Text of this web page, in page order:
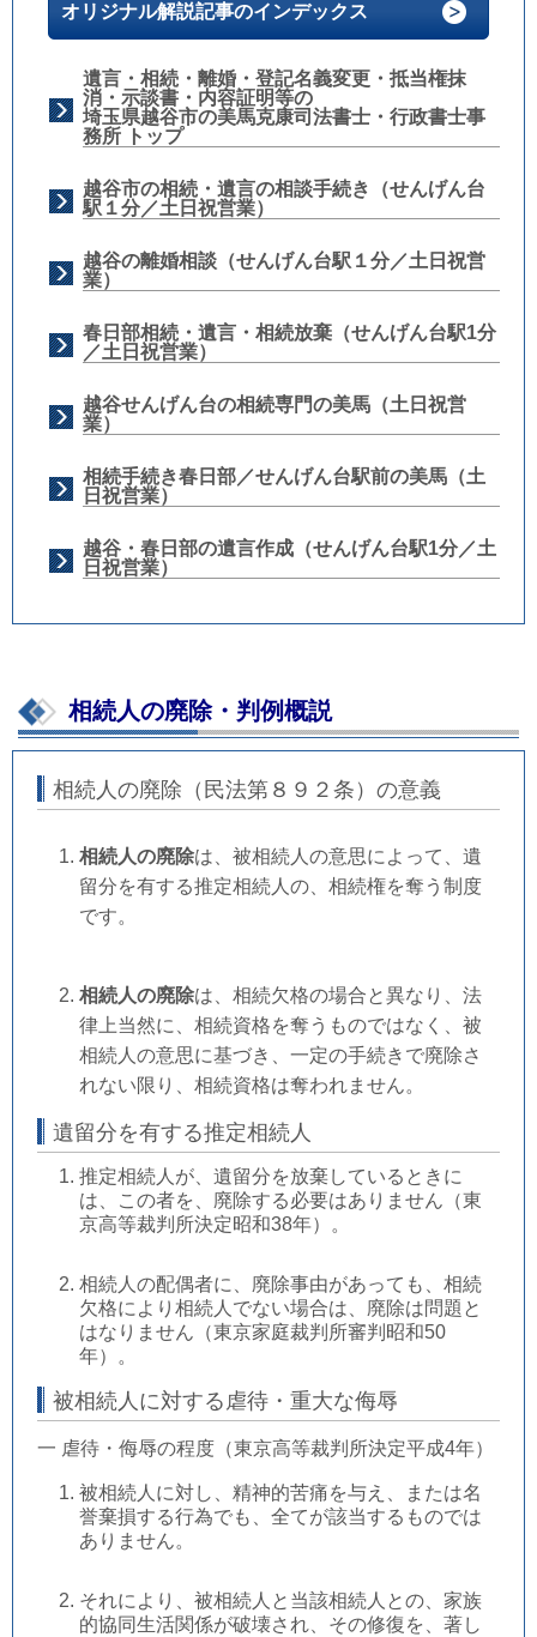
オリジナル解説記事のインデックス
遺言・相続・離婚・登記名義変更・抵当権抹
消・示談書・内容証明等の
埼玉県越谷市の美馬克康司法書士・行政書士事
務所 トップ
越谷市の相続・遺言の相談手続き（せんげん台
駅１分／土日祝営業）
越谷の離婚相談（せんげん台駅１分／土日祝営
業）
春日部相続・遺言・相続放棄（せんげん台駅1分
／土日祝営業）
越谷せんげん台の相続専門の美馬（土日祝営
業）
相続手続き春日部／せんげん台駅前の美馬（土
日祝営業）
越谷・春日部の遺言作成（せんげん台駅1分／土
日祝営業）
相続人の廃除・判例概説
相続人の廃除（民法第８９２条）の意義
相続人の廃除は、被相続人の意思によって、遺
留分を有する推定相続人の、相続権を奪う制度
です。
相続人の廃除は、相続欠格の場合と異なり、法
律上当然に、相続資格を奪うものではなく、被
相続人の意思に基づき、一定の手続きで廃除さ
れない限り、相続資格は奪われません。
遺留分を有する推定相続人
推定相続人が、遺留分を放棄しているときに
は、この者を、廃除する必要はありません（東
京高等裁判所決定昭和38年）。
相続人の配偶者に、廃除事由があっても、相続
欠格により相続人でない場合は、廃除は問題と
はなりません（東京家庭裁判所審判昭和50
年）。
被相続人に対する虐待・重大な侮辱
一 虐待・侮辱の程度（東京高等裁判所決定平成4年）
被相続人に対し、精神的苦痛を与え、または名
誉棄損する行為でも、全てが該当するものでは
ありません。
それにより、被相続人と当該相続人との、家族
的協同生活関係が破壊され、その修復を、著し